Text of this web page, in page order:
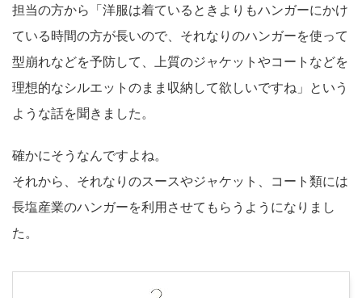
担当の方から「洋服は着ているときよりもハンガーにかけ
ている時間の方が長いので、それなりのハンガーを使って
型崩れなどを予防して、上質のジャケットやコートなどを
理想的なシルエットのまま収納して欲しいですね」という
ような話を聞きました。
確かにそうなんですよね。
それから、それなりのスースやジャケット、コート類には
長塩産業のハンガーを利用させてもらうようになりまし
た。